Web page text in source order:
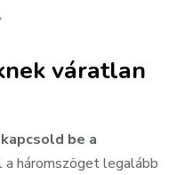
váratlan
kapcsold be a
a háromszöget legalább